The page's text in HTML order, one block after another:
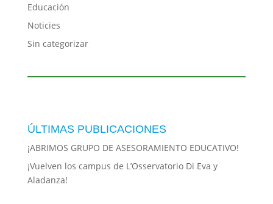
Educación
Noticies
Sin categorizar
ÚLTIMAS PUBLICACIONES
¡ABRIMOS GRUPO DE ASESORAMIENTO EDUCATIVO!
¡Vuelven los campus de L’Osservatorio Di Eva y
Aladanza!